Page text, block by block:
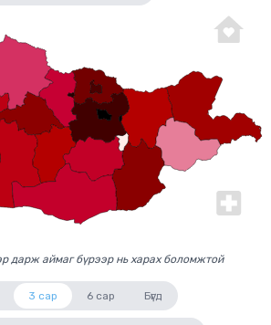
дарж аймаг бүрээр нь харах боломжтой
3 сар 6 сар Бүгд